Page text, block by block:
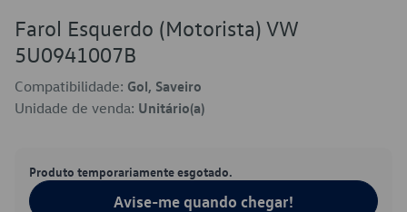
Farol Esquerdo (Motorista) VW
5U0941007B
Compatibilidade: Gol, Saveiro
Unidade de venda: Unitário(a)
Produto temporariamente esgotado.
Avise-me quando chegar!